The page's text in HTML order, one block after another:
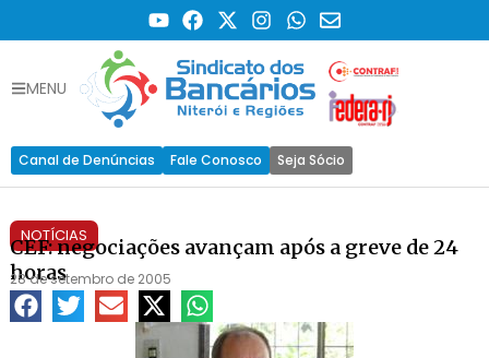
MENU
Canal de Denúncias Fale Conosco Seja Sócio
NOTÍCIAS
CEF: negociações avançam após a greve de 24
horas
28 de setembro de 2005